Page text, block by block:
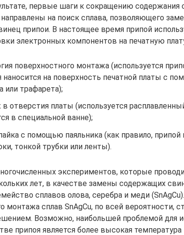
первые шаги к сокращению содержания
на поиск сплава, позволяющего
припои. В настоящее время припой
электронных компонентов на печатную
поверхностного монтажа (используется
наносится на поверхность печатной платы с
или трафарета);
отверстия платы (используется
в специальной ванне);
с помощью паяльника (как правило,
тонкой трубки или ленты).
экспериментов, которые
лет, в качестве замены содержащих
сплавов олова, серебра и меди
монтажа сплав SnAgCu, по всей вероятности,
Возможно, наибольшей проблемой для
припоя является более высокая